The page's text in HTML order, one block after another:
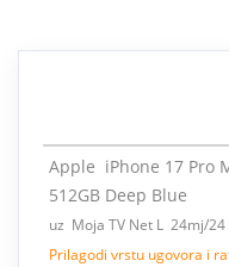
Apple iPhone 17 Pro
512GB Deep Blue
uz Moja TV Net L 24mj/24
Prilagodi vrstu ugovora i